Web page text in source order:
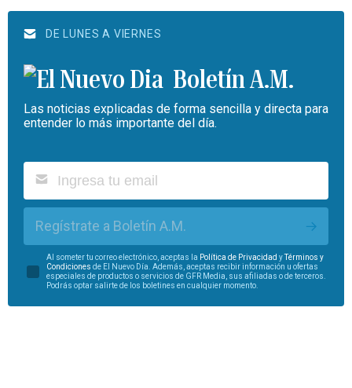
DE LUNES A VIERNES
Boletín A.M.
Las noticias explicadas de forma sencilla y directa para
entender lo más importante del día.
Regístrate a Boletín A.M.
Al someter tu correo electrónico, aceptas la Política de Privacidad yTérminos y
Condiciones de El Nuevo Día. Además, aceptas recibir información u ofertas
especiales de productos o servicios de GFR Media, sus afiliadas o de terceros.
Podrás optar salirte de los boletines en cualquier momento.